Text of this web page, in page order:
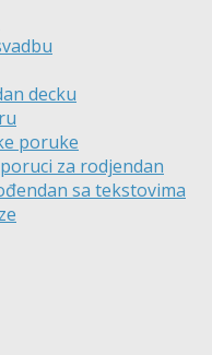
decku
poruke
za rodjendan
sa tekstovima